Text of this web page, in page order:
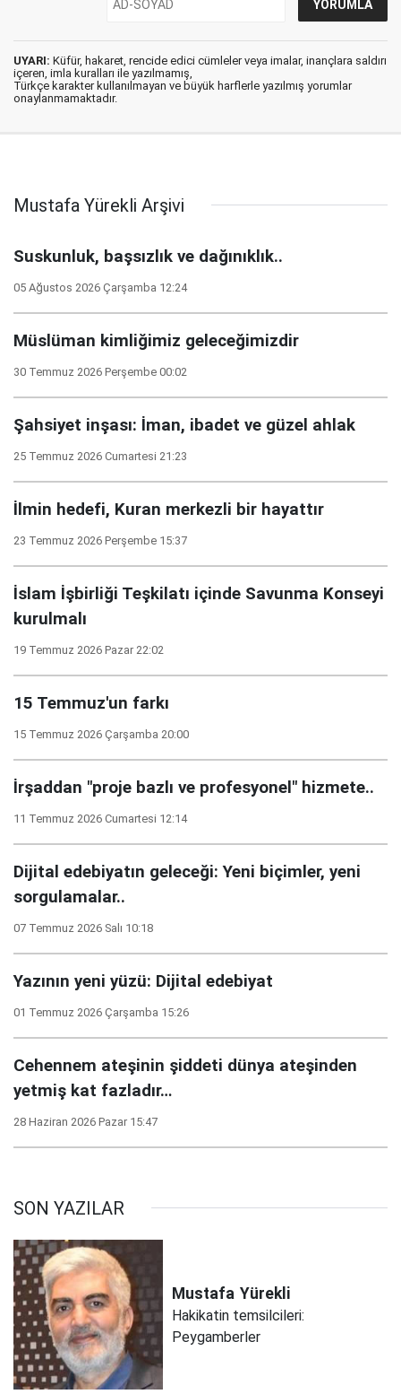
UYARI: Küfür, hakaret, rencide edici cümleler veya imalar, inançlara saldırı
içeren, imla kuralları ile yazılmamış,
Türkçe karakter kullanılmayan ve büyük harflerle yazılmış yorumlar
onaylanmamaktadır.
Mustafa Yürekli Arşivi
Suskunluk, başsızlık ve dağınıklık..
05 Ağustos 2026 Çarşamba 12:24
Müslüman kimliğimiz geleceğimizdir
30 Temmuz 2026 Perşembe 00:02
Şahsiyet inşası: İman, ibadet ve güzel ahlak
25 Temmuz 2026 Cumartesi 21:23
İlmin hedefi, Kuran merkezli bir hayattır
23 Temmuz 2026 Perşembe 15:37
İslam İşbirliği Teşkilatı içinde Savunma Konseyi
kurulmalı
19 Temmuz 2026 Pazar 22:02
15 Temmuz'un farkı
15 Temmuz 2026 Çarşamba 20:00
İrşaddan "proje bazlı ve profesyonel" hizmete..
11 Temmuz 2026 Cumartesi 12:14
Dijital edebiyatın geleceği: Yeni biçimler, yeni
sorgulamalar..
07 Temmuz 2026 Salı 10:18
Yazının yeni yüzü: Dijital edebiyat
01 Temmuz 2026 Çarşamba 15:26
Cehennem ateşinin şiddeti dünya ateşinden
yetmiş kat fazladır…
28 Haziran 2026 Pazar 15:47
SON YAZILAR
Mustafa Yürekli
Hakikatin temsilcileri:
Peygamberler